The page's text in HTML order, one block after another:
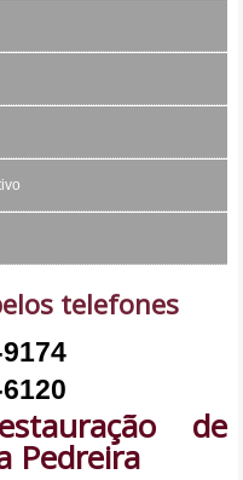
telefones
de
Pedreira